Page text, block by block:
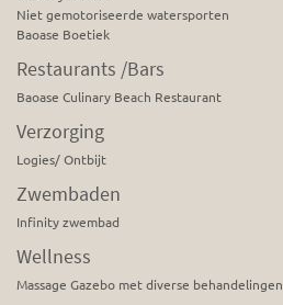
Niet gemotoriseerde watersporten
Baoase Boetiek
Restaurants /Bars
Baoase Culinary Beach Restaurant
Verzorging
Logies/ Ontbijt
Zwembaden
Infinity zwembad
Wellness
Massage Gazebo met diverse behandelingen